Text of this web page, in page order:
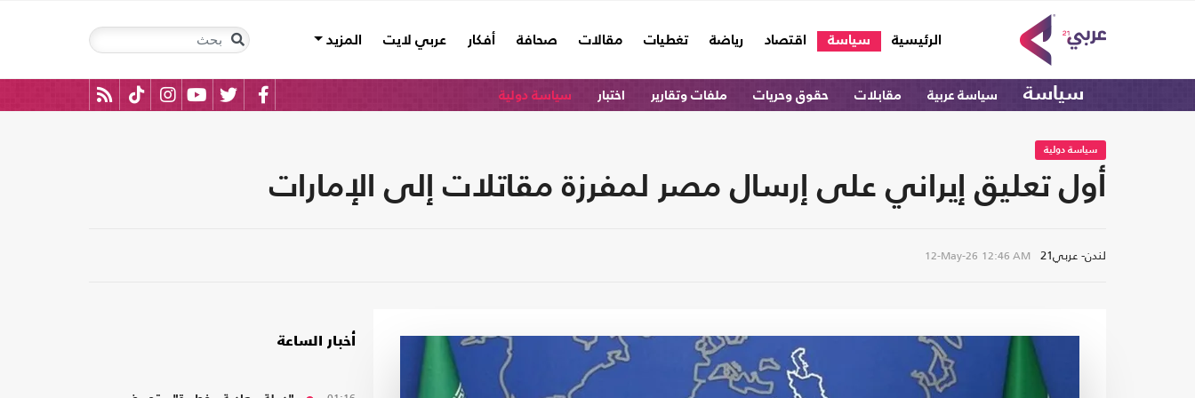
الرئيسية
(current) سياسة اقتصاد رياضة تغطيات مقالات صحافة أفكار عربي لايت المزيد
سياسة سياسة عربية مقابلات حقوق وحريات ملفات وتقارير اختبار سياسة دولية
سياسة دولية
أول تعليق إيراني على إرسال مصر لمفرزة مقاتلات إلى الإمارات
لندن- عربي21 12-May-26 12:46 AM
أخبار الساعة